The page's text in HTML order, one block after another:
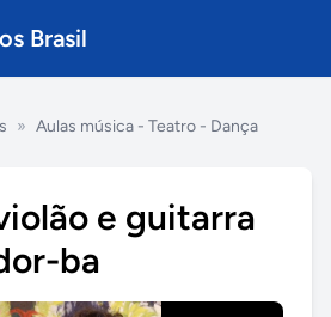
Brasil
» Aulas música - Teatro - Dança
e guitarra
ba